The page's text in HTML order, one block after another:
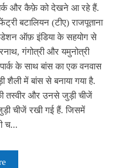
और कैफ़े को देखने आ रहे हैं.
बटालियन (टीए) राजपूताना
ऑफ़ इंडिया के सहयोग से
गंगोत्री और यमुनोत्री
पार्क के साथ बांस का एक वनवास
शैली में बांस से बनाया गया है.
तस्वीर और उनसे जुड़ी चीजें
चीजें रखी गई हैं. जिसमें
च...